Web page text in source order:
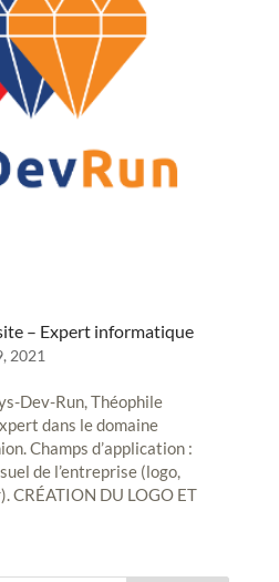
– Expert informatique
2021
Dev-Run, Théophile
dans le domaine
Champs d’application :
de l’entreprise (logo,
CRÉATION DU LOGO ET